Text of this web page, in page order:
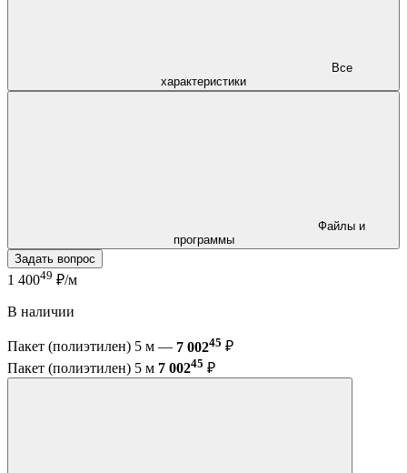
характеристики
программы
Задать вопрос
1 40049 ₽/м
В наличии
Пакет (полиэтилен) 5 м — 7 00245 ₽
Пакет (полиэтилен) 5 м 7 00245 ₽